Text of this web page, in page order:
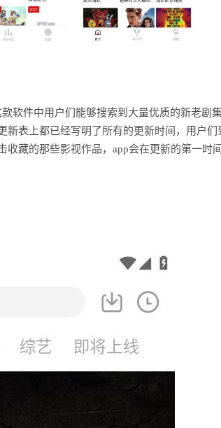
软件中用户们能够搜索到大量优质的新老剧
表上都已经写明了所有的更新时间，用户们
藏的那些影视作品，app会在更新的第一时